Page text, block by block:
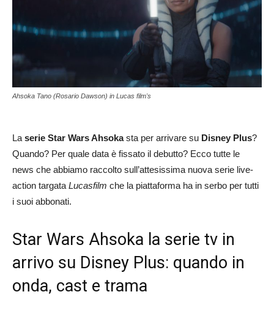
Ahsoka Tano (Rosario Dawson) in Lucas film's
La serie Star Wars Ahsokasta per arrivare su Disney Plus?
Quando? Per quale data è fissato il debutto? Ecco tutte le
news che abbiamo raccolto sull’attesissima nuova serie live-
action targata Lucasfilm che la piattaforma ha in serbo per tutti
i suoi abbonati.
Star Wars Ahsoka la serie tv in
arrivo su Disney Plus: quando in
onda, cast e trama